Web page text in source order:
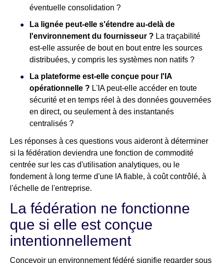
éventuelle consolidation ?
La lignée peut-elle s'étendre au-delà de
l'environnement du fournisseur ? La traçabilité
est-elle assurée de bout en bout entre les sources
distribuées, y compris les systèmes non natifs ?
La plateforme est-elle conçue pour l'IA
opérationnelle ? L'IA peut-elle accéder en toute
sécurité et en temps réel à des données gouvernées
en direct, ou seulement à des instantanés
centralisés ?
Les réponses à ces questions vous aideront à déterminer
si la fédération deviendra une fonction de commodité
centrée sur les cas d'utilisation analytiques, ou le
fondement à long terme d'une IA fiable, à coût contrôlé, à
l'échelle de l'entreprise.
La fédération ne fonctionne
que si elle est conçue
intentionnellement
Concevoir un environnement fédéré signifie regarder sous